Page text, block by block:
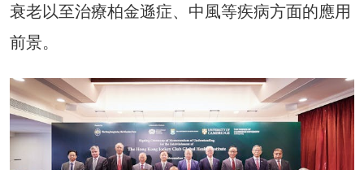
衰老以至治療柏金遜症、中風等疾病方面的應用
前景。